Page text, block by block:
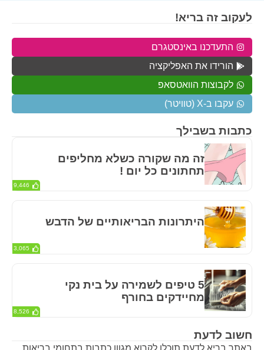
חשוב לדעת
באתר בריא לדעת תוכלו לקרוא מגוון כתבות בתחומי בריאות
כתבות בשבילך
זה מה שקורה כשלא מחליפים
תחתונים כל יום !
9,446
היתרונות הבריאותיים של הדבש
3,065
5 טיפים לשמירה על בית נקי
מחיידקים בחורף
8,526
לעקוב זה בריא!
התעדכנו באינסטגרם
הורידו את האפליקציה
לקבוצות הוואטסאפ
עקבו ב-X (טוויטר)